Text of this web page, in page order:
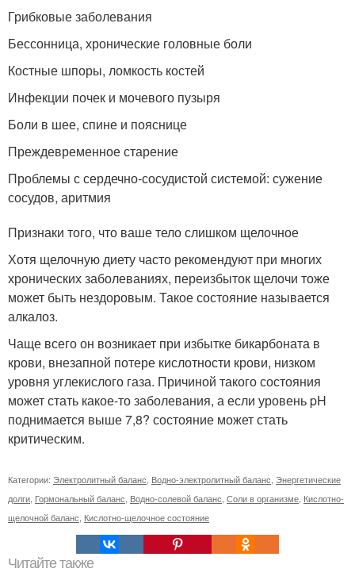
Грибковые заболевания
Бессонница, хронические головные боли
Костные шпоры, ломкость костей
Инфекции почек и мочевого пузыря
Боли в шее, спине и пояснице
Преждевременное старение
Проблемы с сердечно-сосудистой системой: сужение
сосудов, аритмия
Признаки того, что ваше тело слишком щелочное
Хотя щелочную диету часто рекомендуют при многих
хронических заболеваниях, переизбыток щелочи тоже
может быть нездоровым. Такое состояние называется
алкалоз.
Чаще всего он возникает при избытке бикарбоната в
крови, внезапной потере кислотности крови, низком
уровня углекислого газа. Причиной такого состояния
может стать какое-то заболевания, а если уровень pH
поднимается выше 7,8? состояние может стать
критическим.
Категории: Электролитный баланс, Водно-электролитный баланс, Энергетические
долги, Гормональный баланс, Водно-солевой баланс, Соли в организме, Кислотно-
щелочной баланс, Кислотно-щелочное состояние
Читайте также